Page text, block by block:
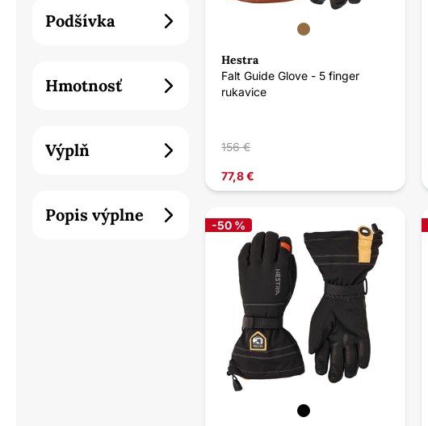
Podšívka
Hmotnosť
Výplň
Popis výplne
Hestra
Falt Guide Glove - 5 finger
rukavice
156 €
77,8 €
-50 %